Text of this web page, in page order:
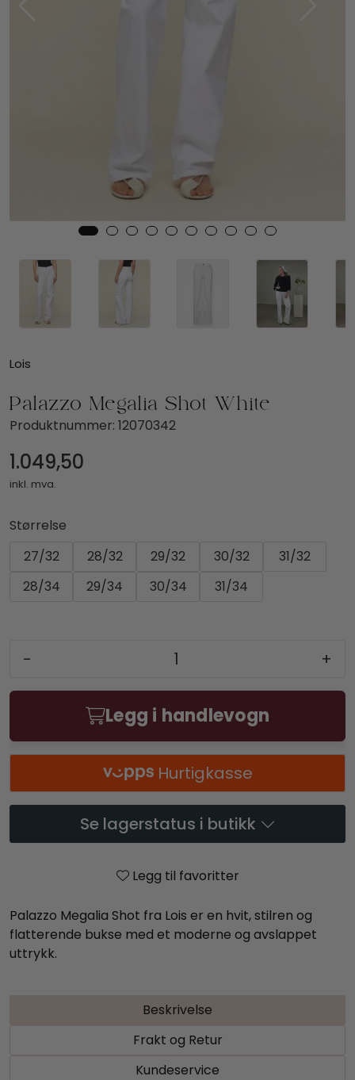
Lois
Produktnummer: 12070342
1.049,50
inkl. mva.
Størrelse
27/32
28/32 29/32 30/32
31/32
28/34
29/34 30/34 31/34
- +
Legg i handlevogn
Hurtigkasse
Se lagerstatus i butikk
Legg til favoritter
Palazzo Megalia Shot fra Lois er en hvit, stilren og
flatterende bukse med et moderne og avslappet
uttrykk.
Beskrivelse
Frakt og Retur
Kundeservice